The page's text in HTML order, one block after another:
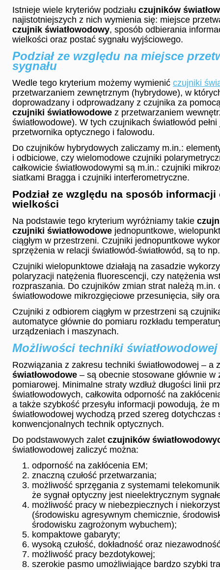
Istnieje wiele kryteriów podziału czujników
najistotniejszych z nich wymienia się: miejsce
czujnik światłowodowy, sposób odbierania
wielkości oraz postać sygnału wyjściowego.
Podział ze względu na miejsce
sygnału
Wedle tego kryterium możemy wymienić czujniki
przetwarzaniem zewnętrznym (hybrydowe), w
doprowadzany i odprowadzany z czujnika za
czujniki światłowodowe z przetwarzaniem
światłowodowe). W tych czujnikach światłowód
przetwornika optycznego i falowodu.
Do czujników hybrydowych zaliczamy m.in.:
i odbiciowe, czy wielomodowe czujniki
całkowicie światłowodowymi są m.in.: czujniki
siatkami Bragga i czujniki interferometryczne.
Podział ze względu na sposób
wielkości
Na podstawie tego kryterium wyróżniamy takie
czujniki światłowodowe jednopuntkowe,
ciągłym w przestrzeni. Czujniki jednopuntkowe
sprzężenia w relacji światłowód-światłowód, są to
Czujniki wielopunktowe działają na zasadzie
polaryzacji natężenia fluorescencji, czy natężenia
rozpraszania. Do czujników zmian strat należą m.in.
światłowodowe mikrozgięciowe przesunięcia, siły
Czujniki z odbiorem ciągłym w przestrzeni są
automatyce głównie do pomiaru rozkładu
urządzeniach i maszynach.
Możliwości techniki światłowodowej
Rozwiązania z zakresu techniki światłowodowej – a
światłowodowe – są obecnie stosowane głównie w
pomiarowej. Minimalne straty wzdłuż długości linii
światłowodowych, całkowita odporność na
a także szybkość przesyłu informacji powodują, że
światłowodowej wychodzą przed szereg dotychczas
konwencjonalnych technik optycznych.
Do podstawowych zalet czujników
światłowodowej zaliczyć można:
odporność na zakłócenia EM;
znaczną czułość przetwarzania;
możliwość sprzęgania z systemami
że sygnał optyczny jest nieelektrycznym
możliwość pracy w niebezpiecznych i
(środowisku agresywnym chemicznie,
środowisku zagrożonym wybuchem);
kompaktowe gabaryty;
wysoką czułość, dokładność oraz
możliwość pracy bezdotykowej;
szerokie pasmo umożliwiające bardzo szybki